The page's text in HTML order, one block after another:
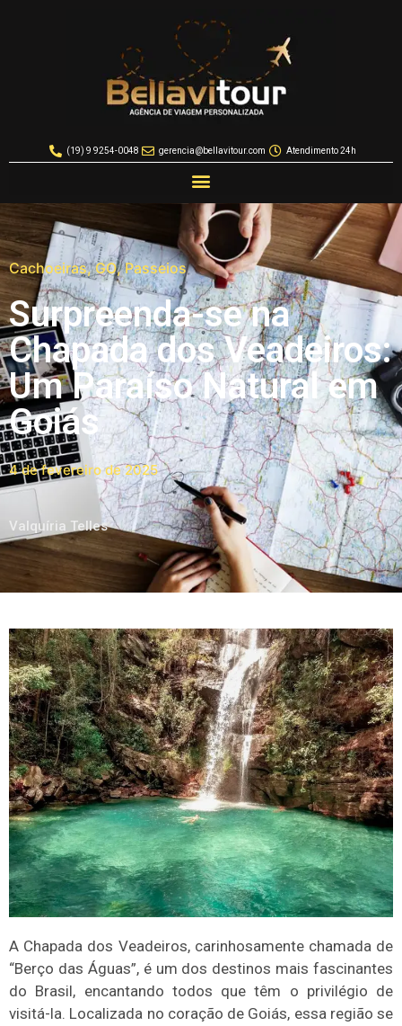
(19) 9 9254-0048 gerencia@bellavitour.com Atendimento 24h
Cachoeiras,GO,Passeios
Surpreenda-se na
Chapada dos Veadeiros:
Um Paraíso Natural em
Goiás
4 de fevereiro de 2025
Valquíria Telles
A Chapada dos Veadeiros, carinhosamente chamada de
“Berço das Águas”, é um dos destinos mais fascinantes
do Brasil, encantando todos que têm o privilégio de
visitá-la. Localizada no coração de Goiás, essa região se